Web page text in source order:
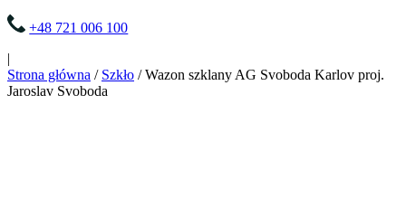
+48 721 006 100
|
Strona główna / Szkło / Wazon szklany AG Svoboda Karlov proj.
Jaroslav Svoboda